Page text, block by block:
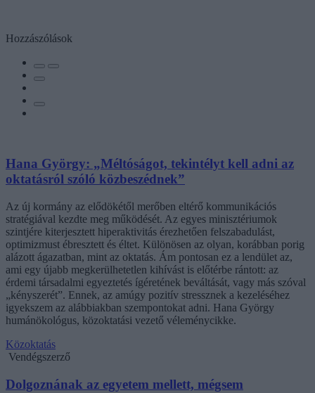
Hozzászólások
Hana György: „Méltóságot, tekintélyt kell adni az
oktatásról szóló közbeszédnek”
Az új kormány az elődökétől merőben eltérő kommunikációs
stratégiával kezdte meg működését. Az egyes minisztériumok
szintjére kiterjesztett hiperaktivitás érezhetően felszabadulást,
optimizmust ébresztett és éltet. Különösen az olyan, korábban porig
alázott ágazatban, mint az oktatás. Ám pontosan ez a lendület az,
ami egy újabb megkerülhetetlen kihívást is előtérbe rántott: az
érdemi társadalmi egyeztetés ígéretének beváltását, vagy más szóval
„kényszerét”. Ennek, az amúgy pozitív stressznek a kezeléséhez
igyekszem az alábbiakban szempontokat adni. Hana György
humánökológus, közoktatási vezető véleménycikke.
Közoktatás
Vendégszerző
Dolgoznának az egyetem mellett, mégsem